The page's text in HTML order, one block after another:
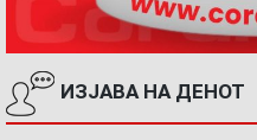
ИЗЈАВА НА ДЕНОТ